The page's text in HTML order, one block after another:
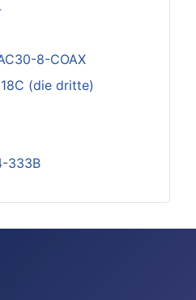
8-COAX
(die dritte)
333B